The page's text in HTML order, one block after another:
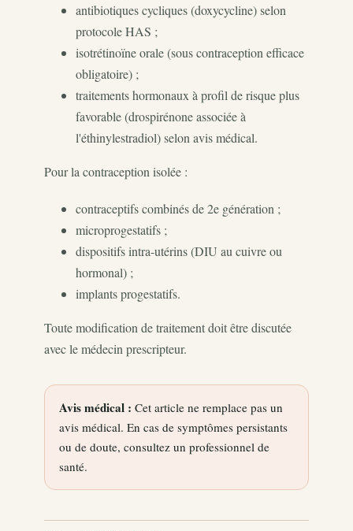
antibiotiques cycliques (doxycycline) selon
protocole HAS ;
isotrétinoïne orale (sous contraception efficace
obligatoire) ;
traitements hormonaux à profil de risque plus
favorable (drospirénone associée à
l'éthinylestradiol) selon avis médical.
Pour la contraception isolée :
contraceptifs combinés de 2e génération ;
microprogestatifs ;
dispositifs intra-utérins (DIU au cuivre ou
hormonal) ;
implants progestatifs.
Toute modification de traitement doit être discutée
avec le médecin prescripteur.
Avis médical : Cet article ne remplace pas un
avis médical. En cas de symptômes persistants
ou de doute, consultez un professionnel de
santé.